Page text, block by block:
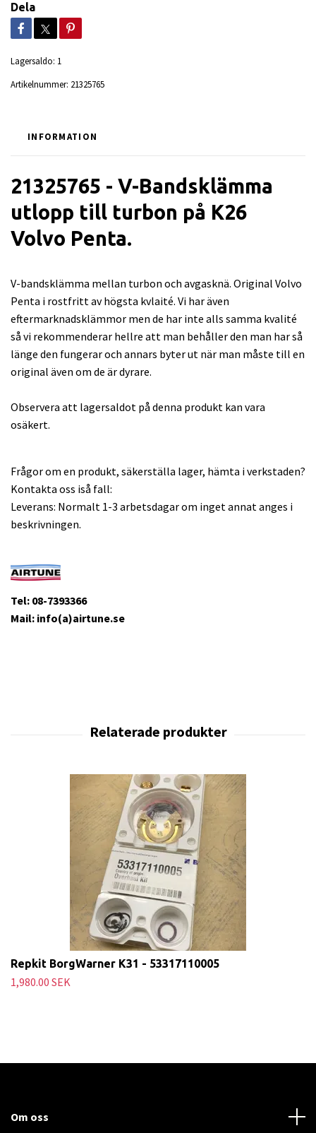
Dela
Lagersaldo: 1
Artikelnummer: 21325765
INFORMATION
21325765 - V-Bandsklämma
utlopp till turbon på K26
Volvo Penta.
V-bandsklämma mellan turbon och avgasknä. Original Volvo
Penta i rostfritt av högsta kvlaité. Vi har även
eftermarknadsklämmor men de har inte alls samma kvalité
så vi rekommenderar hellre att man behåller den man har så
länge den fungerar och annars byter ut när man måste till en
original även om de är dyrare.
Observera att lagersaldot på denna produkt kan vara
osäkert.
Frågor om en produkt, säkerställa lager, hämta i verkstaden?
Kontakta oss iså fall:
Leverans: Normalt 1-3 arbetsdagar om inget annat anges i
beskrivningen.
Tel: 08-7393366
Mail: info(a)airtune.se
Repkit BorgWarner K31 - 53317110005
1,980.00 SEK
Om oss